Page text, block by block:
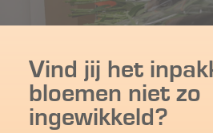
Vind jij het
bloemen niet zo
ingewikkeld?